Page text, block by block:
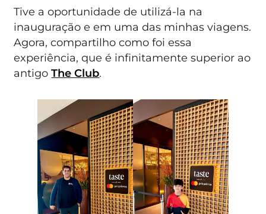
Tive a oportunidade de utilizá-la na
inauguração e em uma das minhas viagens.
Agora, compartilho como foi essa
experiência, que é infinitamente superior ao
antigoThe Club.